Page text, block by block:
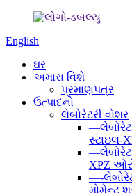
English
ઘર
અમારા વિશે
પ્રમાણપત્ર
ઉત્પાદનો
લેબોરેટરી વોશર
સ્ટાઇલ-
XPZ
—-
મોમેન્ટ